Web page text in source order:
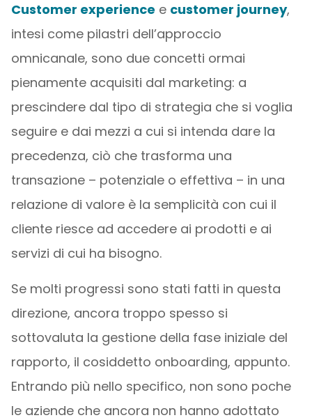
Customer experience e customer journey,
intesi come pilastri dell’approccio
omnicanale, sono due concetti ormai
pienamente acquisiti dal marketing: a
prescindere dal tipo di strategia che si voglia
seguire e dai mezzi a cui si intenda dare la
precedenza, ciò che trasforma una
transazione – potenziale o effettiva – in una
relazione di valore è la semplicità con cui il
cliente riesce ad accedere ai prodotti e ai
servizi di cui ha bisogno.
Se molti progressi sono stati fatti in questa
direzione, ancora troppo spesso si
sottovaluta la gestione della fase iniziale del
rapporto, il cosiddetto onboarding, appunto.
Entrando più nello specifico, non sono poche
le aziende che ancora non hanno adottato